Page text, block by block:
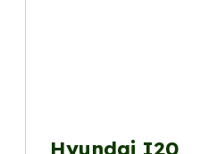
Hyundai I20